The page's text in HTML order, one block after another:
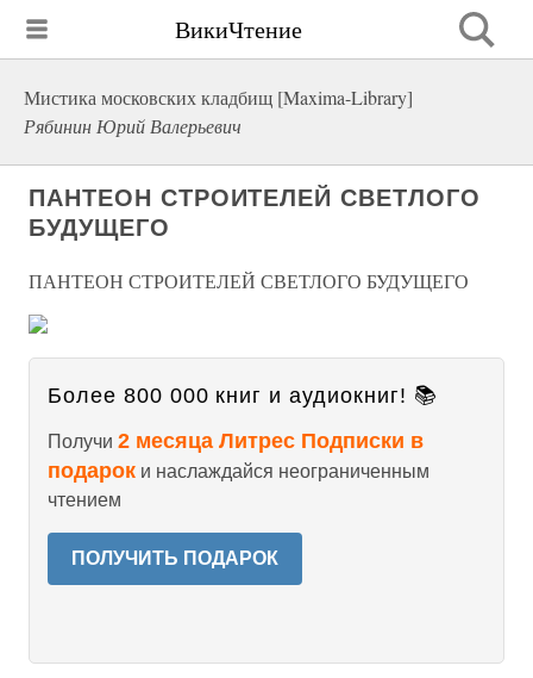
ВикиЧтение
Мистика московских кладбищ [Maxima-Library]
Рябинин Юрий Валерьевич
ПАНТЕОН СТРОИТЕЛЕЙ СВЕТЛОГО
БУДУЩЕГО
ПАНТЕОН СТРОИТЕЛЕЙ СВЕТЛОГО БУДУЩЕГО
Более 800 000 книг и аудиокниг! 📚
Получи 2 месяца Литрес Подписки в
подарок и наслаждайся неограниченным
чтением
ПОЛУЧИТЬ ПОДАРОК